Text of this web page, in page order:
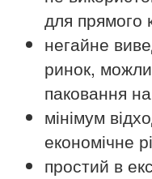
для прямого
негайне
ринок,
паковання
мінімум
економічне
простий в